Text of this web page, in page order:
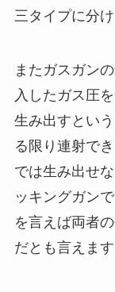
三タイプに分け
またガスガン
入したガス圧
生み出すとい
る限り連射で
では生み出せ
ッキングガン
を言えば両者
だとも言えます